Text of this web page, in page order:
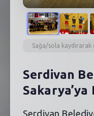
Sağa/sola
Serdivan
Sakarya’ya
Serdivan